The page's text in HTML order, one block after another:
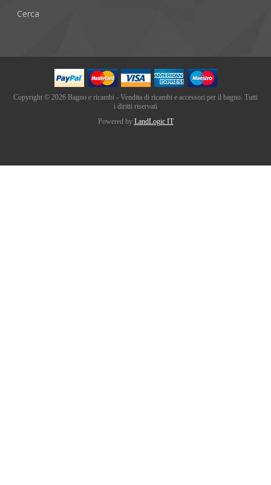
Cerca
Copyright © 2026 Bagno e ricambi - Vendita di ricambi e accessori per il bagno. Tutti
i diritti riservati
Powered by LandLogic IT